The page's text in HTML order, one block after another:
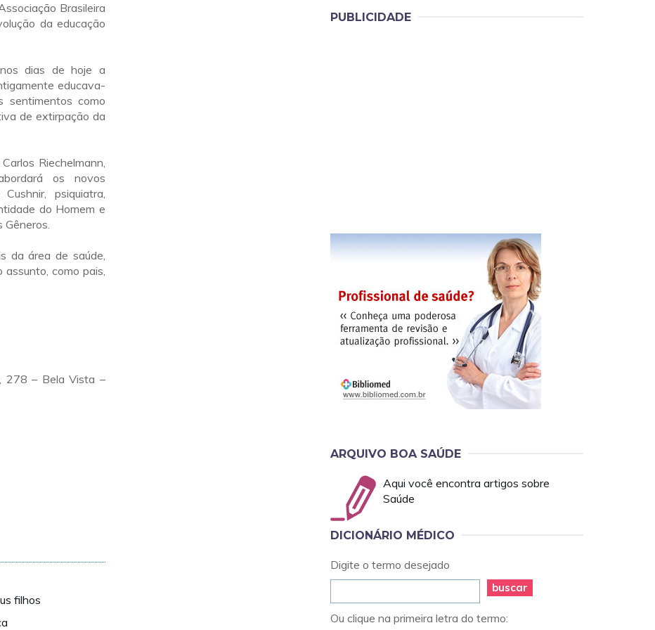
Brasileira
da educação
dias de hoje a
educava-
sentimentos como
de extirpação da
Riechelmann,
os novos
psiquiatra,
do Homem e
Gêneros.
da área de saúde,
como pais,
278 – Bela Vista –
filhos
PUBLICIDADE
ARQUIVO BOA SAÚDE
Aqui você encontra artigos sobre
Saúde
DICIONÁRIO MÉDICO
Digite o termo desejado
buscar
Ou clique na primeira letra do termo: